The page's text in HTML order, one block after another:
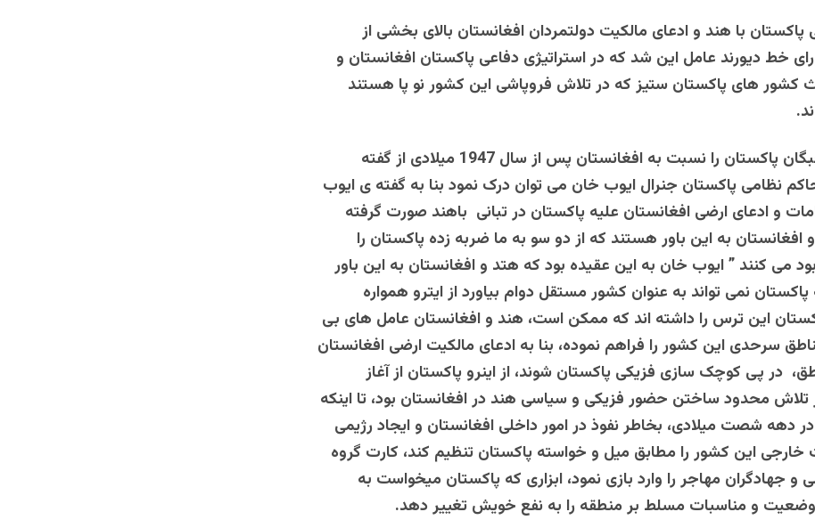
با هند و ادعای مالکیت دولتمردان افغانستان بالای بخشی از
خط دیورند عامل این شد که در استراتیژی دفاعی پاکستان افغانستان و
کشور های پاکستان ستیز که در تلاش فروپاشی این کشور نو پا هستند
ذهنیت نخبگان پاکستان را نسبت به افغانستان پس از سال 1947 میلادی از گفته
نظامی پاکستان جنرال ایوب خان می توان درک نمود بنا به گفته ی ایوب
و ادعای ارضی افغانستان علیه پاکستان در تبانی باهند صورت گرفته
به این باور هستند که از دو سو به ما ضربه زده پاکستان را
می کنند ” ایوب خان به این عقیده بود که هتد و افغانستان به این باور
نمی تواند به عنوان کشور مستقل دوام بیاورد از ایترو همواره
این ترس را داشته اند که ممکن است، هند و افغانستان عامل های بی
سرحدی این کشور را فراهم نموده، بنا به ادعای مالکیت ارضی افغانستان
در پی کوچک سازی فزیکی پاکستان شوند، از اینرو پاکستان از آغاز
محدود ساختن حضور فزیکی و سیاسی هند در افغانستان بود، تا اینکه
دهه شصت میلادی، بخاطر نفوذ در امور داخلی افغانستان و ایجاد رژیمی
این کشور را مطابق میل و خواسته پاکستان تنظیم کند، کارت گروه
و جهادگران مهاجر را وارد بازی نمود، ابزاری که پاکستان میخواست به
و مناسبات مسلط بر منطقه را به نفع خویش تغییر دهد.